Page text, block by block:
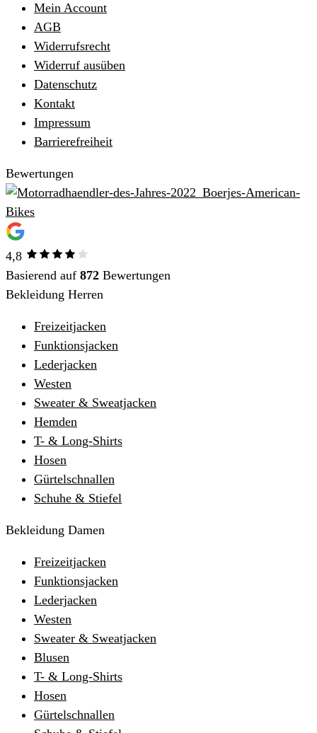
Mein Account
AGB
Widerrufsrecht
Widerruf ausüben
Datenschutz
Kontakt
Impressum
Barrierefreiheit
Bewertungen
4,8
Basierend auf 872 Bewertungen
Bekleidung Herren
Freizeitjacken
Funktionsjacken
Lederjacken
Westen
Sweater & Sweatjacken
Hemden
T- & Long-Shirts
Hosen
Gürtelschnallen
Schuhe & Stiefel
Bekleidung Damen
Freizeitjacken
Funktionsjacken
Lederjacken
Westen
Sweater & Sweatjacken
Blusen
T- & Long-Shirts
Hosen
Gürtelschnallen